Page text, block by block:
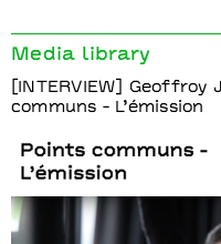
Media library
[INTERVIEW]
communs - L’émission